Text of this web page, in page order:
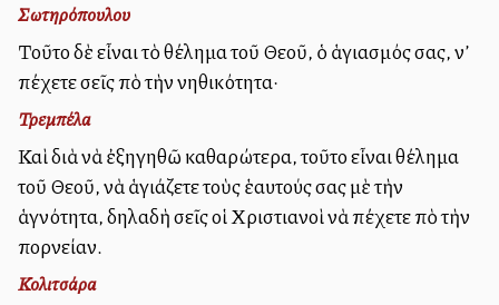
Σωτηρόπουλου
Τοῦτο δὲ εἶναι τὸ θέλημα τοῦ Θεοῦ, ὁ ἁγιασμός σας, ν’
ἀπέχετε σεῖς ἀπὸ τὴν ἀνηθικότητα·
Τρεμπέλα
Καὶ διὰ νὰ ἐξηγηθῶ καθαρώτερα, τοῦτο εἶναι θέλημα
τοῦ Θεοῦ, νὰ ἁγιάζετε τοὺς ἑαυτούς σας μὲ τὴν
ἁγνότητα, δηλαδὴ σεῖς οἱ Χριστιανοὶ νὰ ἀπέχετε ἀπὸ τὴν
πορνείαν.
Κολιτσάρα